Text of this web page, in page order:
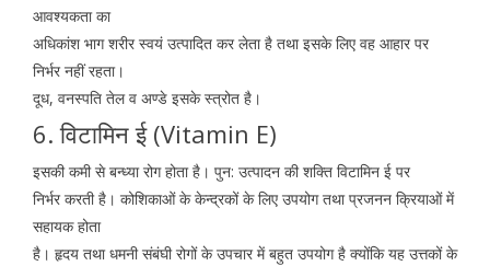
आवश्यकता का
अधिकांश भाग शरीर स्वयं उत्पादित कर लेता है तथा इसके लिए वह आहार पर
निर्भर नहीं रहता।
दूध, वनस्पति तेल व अण्डे इसके स्त्रोत है।
6. विटामिन ई (Vitamin E)
इसकी कमी से बन्ध्या रोग होता है। पुन: उत्पादन की शक्ति विटामिन ई पर
निर्भर करती है। कोशिकाओं के केन्द्रकों के लिए उपयोग तथा प्रजनन क्रियाओं में
सहायक होता
है। हृदय तथा धमनी संबंघी रोगों के उपचार में बहुत उपयोग है क्योंकि यह उत्तकों के